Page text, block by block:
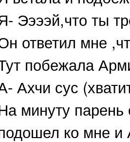
Ээээй,что ты
ответил мне
побежала
Ахчи сус
минуту парень
ко мне и